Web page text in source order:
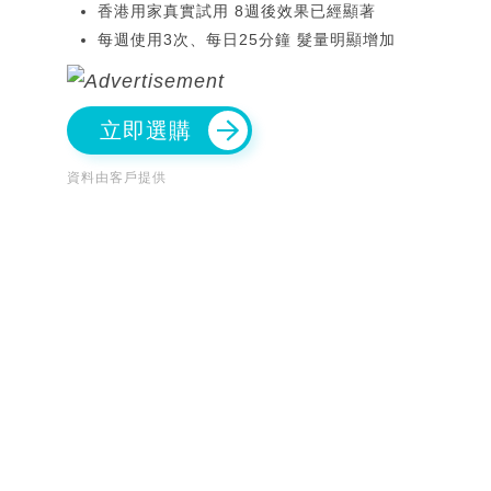
香港用家真實試用 8週後效果已經顯著
每週使用3次、每日25分鐘 髮量明顯增加
立即選購
資料由客戶提供